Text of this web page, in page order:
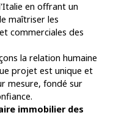
en offrant un
maîtriser les
commerciales des
la relation humaine
projet est unique et
mesure, fondé sur
immobilier des